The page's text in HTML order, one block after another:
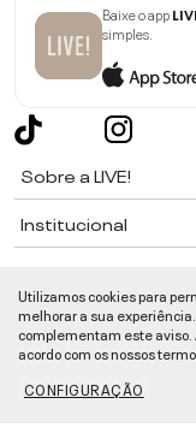
Baixe o app
simples.
Sobre a LIVE!
Institucional
Ajuda
Segurança e
LIVE!©2026- TODOS OS
Utilizamos cookies para
melhorar a sua
complementam este aviso.
acordo com os nossos
CONFIGURAÇÃO